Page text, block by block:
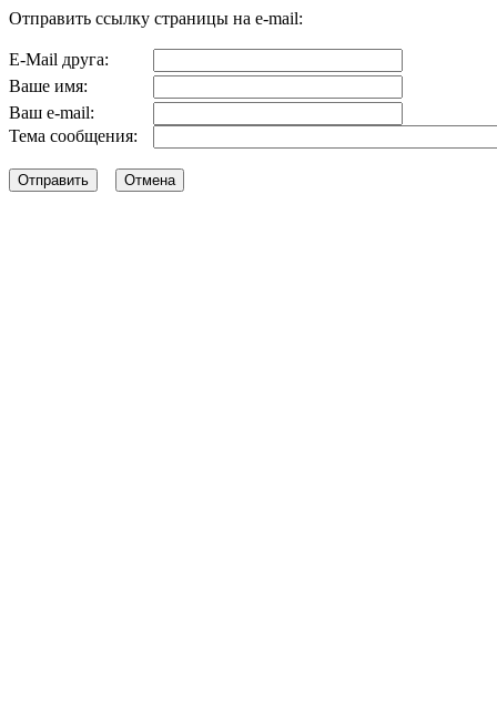
Отправить ссылку страницы на e-mail:
E-Mail друга:
Ваше имя:
Ваш e-mail:
Тема сообщения: